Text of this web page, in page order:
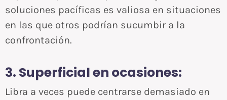
soluciones pacíficas es valiosa en situaciones
en las que otros podrían sucumbir a la
confrontación.
3. Superficial en ocasiones:
Libra a veces puede centrarse demasiado en